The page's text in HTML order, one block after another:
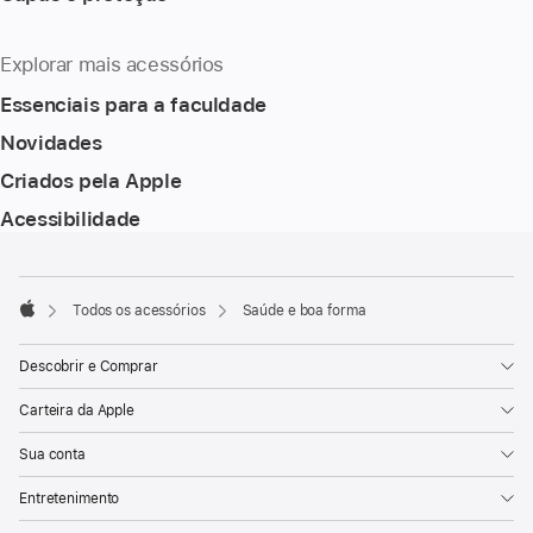
Explorar mais acessórios
Essenciais para a faculdade
Novidades
Criados pela Apple
Acessibilidade
de
rodapéTodos os acessórios Saúde e boa forma
Descobrir e Comprar
Carteira da Apple
Sua conta
Entretenimento